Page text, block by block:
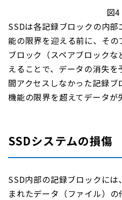
図4
SSDは各記録ブロックの内
能の限界を迎える前に、そ
ブロック（スペアブロック
えることで、データの消失を
間アクセスしなかった記録
機能の限界を超えてデータが
SSDシステムの損傷
SSD内部の記録ブロックに
まれたデータ（ファイル）